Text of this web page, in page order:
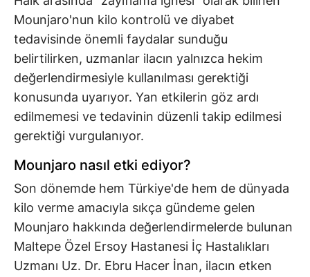
Mounjaro'nun kilo kontrolü ve diyabet
tedavisinde önemli faydalar sunduğu
belirtilirken, uzmanlar ilacın yalnızca hekim
değerlendirmesiyle kullanılması gerektiği
konusunda uyarıyor. Yan etkilerin göz ardı
edilmemesi ve tedavinin düzenli takip edilmesi
gerektiği vurgulanıyor.
Mounjaro nasıl etki ediyor?
Son dönemde hem Türkiye'de hem de dünyada
kilo verme amacıyla sıkça gündeme gelen
Mounjaro hakkında değerlendirmelerde bulunan
Maltepe Özel Ersoy Hastanesi İç Hastalıkları
Uzmanı Uz. Dr. Ebru Hacer İnan, ilacın etken